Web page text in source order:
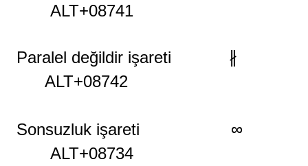
ALT+08741
Paralel değildir işareti ∦
ALT+08742
Sonsuzluk işareti ∞
ALT+08734